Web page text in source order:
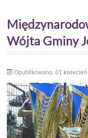
Wójta Gminy
Opublikowano: 01 kwiecień